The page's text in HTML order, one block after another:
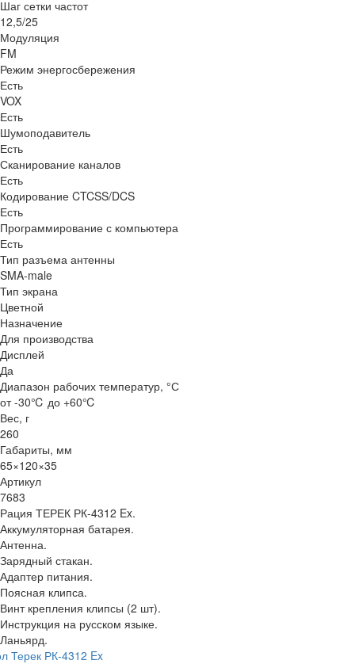
Шаг сетки частот
12,5/25
Модуляция
FM
Режим энергосбережения
Есть
VOX
Есть
Шумоподавитель
Есть
Сканирование каналов
Есть
Кодирование CTCSS/DCS
Есть
Программирование с компьютера
Есть
Тип разъема антенны
SMA-male
Тип экрана
Цветной
Назначение
Для производства
Дисплей
Да
Диапазон рабочих температур, °С
от -30℃ до +60℃
Вес, г
260
Габариты, мм
65×120×35
Артикул
7683
Рация ТЕРЕК РК-4312 Ex.
Аккумуляторная батарея.
Антенна.
Зарядный стакан.
Адаптер питания.
Поясная клипса.
Винт крепления клипсы (2 шт).
Инструкция на русском языке.
Ланьярд.
Терек РК-4312 Ex